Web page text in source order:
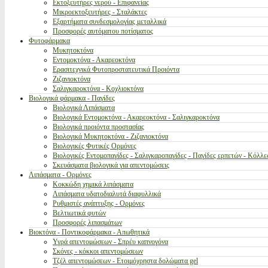
Εκτοξευτήρες νερού - Επιφανείας
Μικροεκτοξευτήρες - Σταλάκτες
Εξαρτήματα συνδεσμολογίας μεταλλικά
Προσφορές αυτόματου ποτίσματος
Φυτοφάρμακα
Μυκητοκτόνα
Εντομοκτόνα - Ακαρεοκτόνα
Ερασιτεχνικά Φυτοπροστατευτικά Προιόντα
Ζιζανιοκτόνα
Σαλιγκαροκτόνα - Κοχλιοκτόνα
Βιολογικά φάρμακα - Παγίδες
Βιολογικά Λιπάσματα
Βιολογικά Εντομοκτόνα - Ακαρεοκτόνα - Σαλιγκαροκτόνα
Βιολογικά προιόντα προστασίας
Βιολογικά Μυκητοκτόνα - Ζιζανιοκτόνα
Βιολογικές Φυτικές Ορμόνες
Βιολογικές Εντομοπαγίδες - Σαλιγκαροπαγίδες - Παγίδες ερπετών -
Σκευάσματα βιολογικά για απεντομώσεις
Λιπάσματα - Ορμόνες
Κοκκώδη χημικά λιπάσματα
Λιπάσματα υδατοδιαλυτά διαφυλλικά
Ρυθμιστές ανάπτυξης - Ορμόνες
Βελτιωτικά φυτών
Προσφορές λιπασμάτων
Βιοκτόνα - Ποντικοφάρμακα - Απωθητικά
Υγρά απεντομώσεων - Σπρέυ καπνογόνα
Σκόνες - κόκκοι απεντομώσεων
Τζέλ απεντομώσεων - Ετοιμόχρηστα δολώματα gel